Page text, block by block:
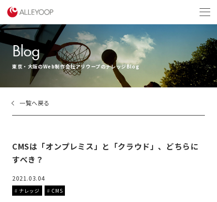
Blog
東京・大阪のWeb制作会社アリウープのナレッジBlog
一覧へ戻る
CMSは「オンプレミス」と「クラウド」、どちらに
すべき？
2021.03.04
ナレッジ CMS